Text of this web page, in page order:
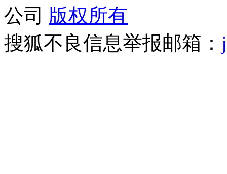
公司 版权所有
搜狐不良信息举报邮箱：